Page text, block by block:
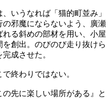
いうなれば「猫的町並み」
邪魔にならないよう、廣瀬
る斜めの部材を用い、小屋
創出。のびのび走り抜けら
成させた。
終わりではない。
の先に楽しい場所がある』と